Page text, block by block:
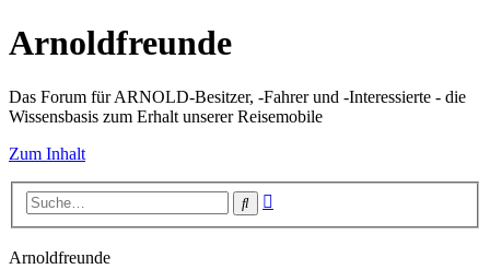
Arnoldfreunde
Das Forum für ARNOLD-Besitzer, -Fahrer und -Interessierte - die
Wissensbasis zum Erhalt unserer Reisemobile
Zum Inhalt
Suche
Arnoldfreunde